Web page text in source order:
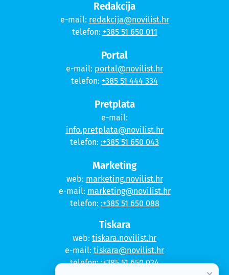
Redakcija
e-mail: redakcija@novilist.hr
telefon: +385 51 650 011
Portal
e-mail: portal@novilist.hr
telefon: +385 51 444 334
Pretplata
e-mail:
info.pretplata@novilist.hr
telefon: :+385 51 650 043
Marketing
web: marketing.novilist.hr
e-mail: marketing@novilist.hr
telefon: :+385 51 650 088
Tiskara
web: tiskara.novilist.hr
e-mail: tiskara@novilist.hr
telefon::+385 51 650 024